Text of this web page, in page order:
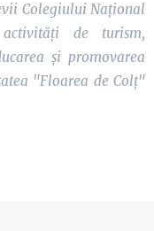
Colegiului Național
de turism,
și promovarea
"Floarea de Colț"